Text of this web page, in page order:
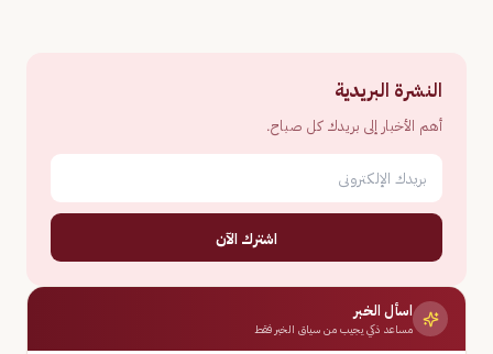
النشرة البريدية
أهم الأخبار إلى بريدك كل صباح.
اشترك الآن
اسأل الخبر
مساعد ذكي يجيب من سياق الخبر فقط